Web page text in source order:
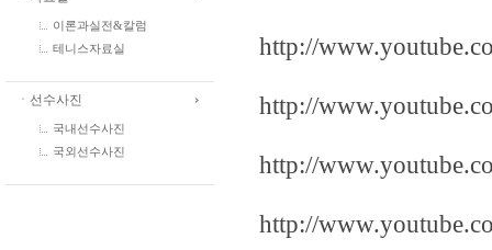
이론과실전&칼럼
테니스자료실
ㆍ선수사진
국내선수사진
국외선수사진
http://
http://
http://
http://